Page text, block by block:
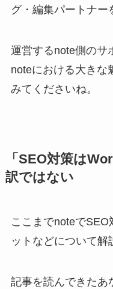
グ・編集パートナー
運営するnote側のサ
noteにおける大きな
みてくださいね。
「SEO対策は
訳ではない
ここまでnoteでSEO
ットなどについて解
記事を読んできたあ